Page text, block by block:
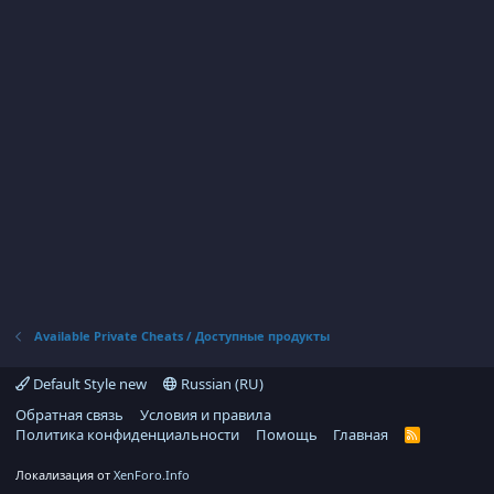
Available Private Cheats / Доступные продукты
Default Style new
Russian (RU)
Обратная связь
Условия и правила
Политика конфиденциальности
Помощь Главная
R
Локализация от XenForo.Info